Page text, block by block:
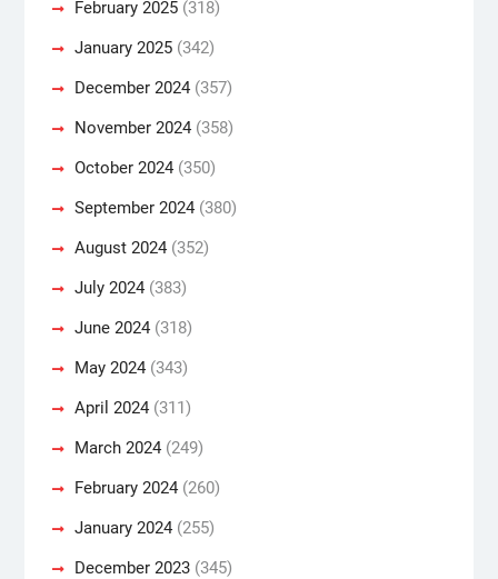
February 2025(318)
January 2025(342)
December 2024(357)
November 2024(358)
October 2024(350)
September 2024(380)
August 2024(352)
July 2024(383)
June 2024(318)
May 2024(343)
April 2024(311)
March 2024(249)
February 2024(260)
January 2024(255)
December 2023(345)